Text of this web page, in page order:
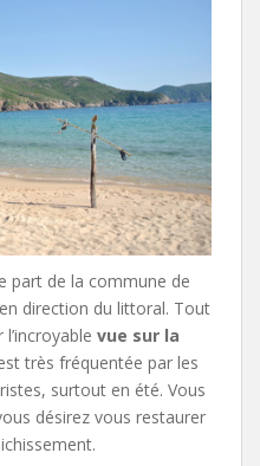
part de la commune de
direction du littoral. Tout
vue sur la
très fréquentée par les
surtout en été. Vous
désirez vous restaurer